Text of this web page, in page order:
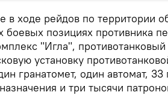
в ходе рейдов по территории
боевых позициях противника
"Игла",
установку
гранатомет, один автомат,
и три тысячи